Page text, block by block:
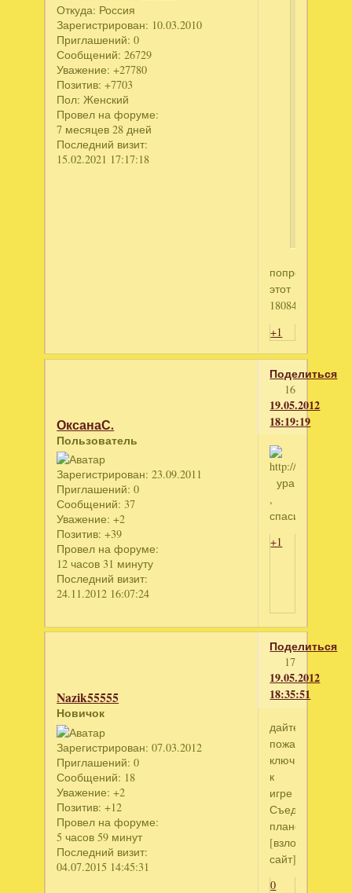
Откуда: Россия
Зарегистрирован: 10.03.2010
Приглашений: 0
Сообщений: 26729
Уважение: +27780
Позитив: +7703
Пол: Женский
Провел на форуме:
7 месяцев 28 дней
Последний визит:
15.02.2021 17:17:18
попробуйте
этот
180844780
+1
Поделиться
16
19.05.2012
18:19:19
ОксанаС.
Пользователь
Зарегистрирован: 23.09.2011
Приглашений: 0
Сообщений: 37
Уважение: +2
Позитив: +39
Провел на форуме:
12 часов 31 минуту
Последний визит:
24.11.2012 16:07:24
ура
,
спасибо
+1
Поделиться
17
19.05.2012
18:35:51
Nazik55555
Новичок
Зарегистрирован: 07.03.2012
Приглашений: 0
Сообщений: 18
Уважение: +2
Позитив: +12
Провел на форуме:
5 часов 59 минут
Последний визит:
04.07.2015 14:45:31
дайте
пожалуйста
ключ
к
игре
Съедобная
планета
[взломанный
сайт]
0